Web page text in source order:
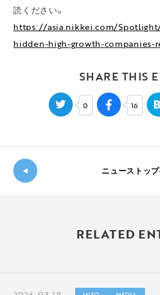
読ください。
https://asia.nikkei.com/
hidden-high-growth-companies-
SHARE THIS
0 16
ニューストッ
RELATED